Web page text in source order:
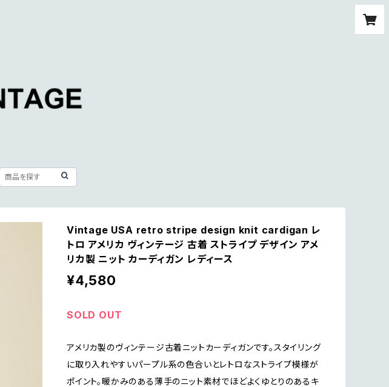
Vintage USA retro stripe design knit cardigan レ
トロ アメリカ ヴィンテージ 古着 ストライプ デザイン アメ
リカ製 ニット カーディガン レディース
¥4,580
SOLD OUT
アメリカ製のヴィンテージ古着ニットカーディガンです。スタイリング
に取り入れやすいパープル系の色合いとレトロなストライプ模様が
ポイント。暖かみのある薄手のニット素材でほどよくゆとりのあるキ